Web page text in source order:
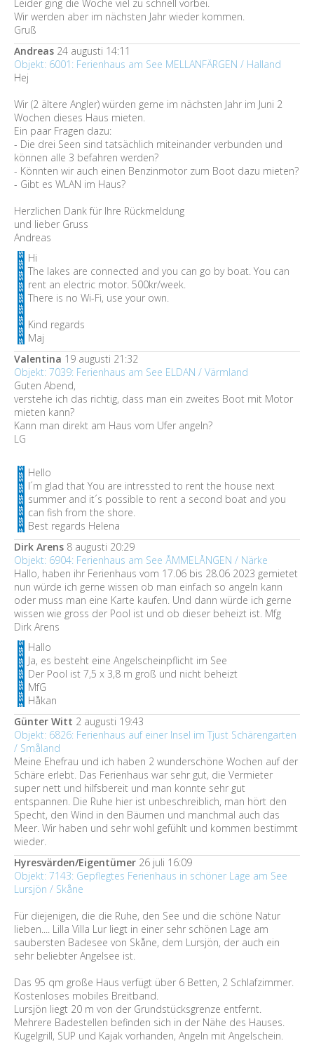
Leider ging die Woche viel zu schnell vorbei.
Wir werden aber im nächsten Jahr wieder kommen.
Gruß
Andreas 24 augusti 14:11
Objekt: 6001: Ferienhaus am See MELLANFÄRGEN / Halland
Hej
Wir (2 ältere Angler) würden gerne im nächsten Jahr im Juni 2
Wochen dieses Haus mieten.
Ein paar Fragen dazu:
- Die drei Seen sind tatsächlich miteinander verbunden und
können alle 3 befahren werden?
- Könnten wir auch einen Benzinmotor zum Boot dazu mieten?
- Gibt es WLAN im Haus?
Herzlichen Dank für Ihre Rückmeldung
und lieber Gruss
Andreas
Hi
The lakes are connected and you can go by boat. You can
rent an electric motor. 500kr/week.
There is no Wi-Fi, use your own.
Kind regards
Maj
Valentina 19 augusti 21:32
Objekt: 7039: Ferienhaus am See ELDAN / Värmland
Guten Abend,
verstehe ich das richtig, dass man ein zweites Boot mit Motor
mieten kann?
Kann man direkt am Haus vom Ufer angeln?
LG
Hello
I´m glad that You are intressted to rent the house next
summer and it´s possible to rent a second boat and you
can fish from the shore.
Best regards Helena
Dirk Arens 8 augusti 20:29
Objekt: 6904: Ferienhaus am See ÅMMELÅNGEN / Närke
Hallo, haben ihr Ferienhaus vom 17.06 bis 28.06 2023 gemietet
nun würde ich gerne wissen ob man einfach so angeln kann
oder muss man eine Karte kaufen. Und dann würde ich gerne
wissen wie gross der Pool ist und ob dieser beheizt ist. Mfg
Dirk Arens
Hallo
Ja, es besteht eine Angelscheinpflicht im See
Der Pool ist 7,5 x 3,8 m groß und nicht beheizt
MfG
Håkan
Günter Witt 2 augusti 19:43
Objekt: 6826: Ferienhaus auf einer Insel im Tjust Schärengarten
/ Småland
Meine Ehefrau und ich haben 2 wunderschöne Wochen auf der
Schäre erlebt. Das Ferienhaus war sehr gut, die Vermieter
super nett und hilfsbereit und man konnte sehr gut
entspannen. Die Ruhe hier ist unbeschreiblich, man hört den
Specht, den Wind in den Bäumen und manchmal auch das
Meer. Wir haben und sehr wohl gefühlt und kommen bestimmt
wieder.
Hyresvärden/Eigentümer 26 juli 16:09
Objekt: 7143: Gepflegtes Ferienhaus in schöner Lage am See
Lursjön / Skåne
Für diejenigen, die die Ruhe, den See und die schöne Natur
lieben.... Lilla Villa Lur liegt in einer sehr schönen Lage am
saubersten Badesee von Skåne, dem Lursjön, der auch ein
sehr beliebter Angelsee ist.
Das 95 qm große Haus verfügt über 6 Betten, 2 Schlafzimmer.
Kostenloses mobiles Breitband.
Lursjön liegt 20 m von der Grundstücksgrenze entfernt.
Mehrere Badestellen befinden sich in der Nähe des Hauses.
Kugelgrill, SUP und Kajak vorhanden, Angeln mit Angelschein.